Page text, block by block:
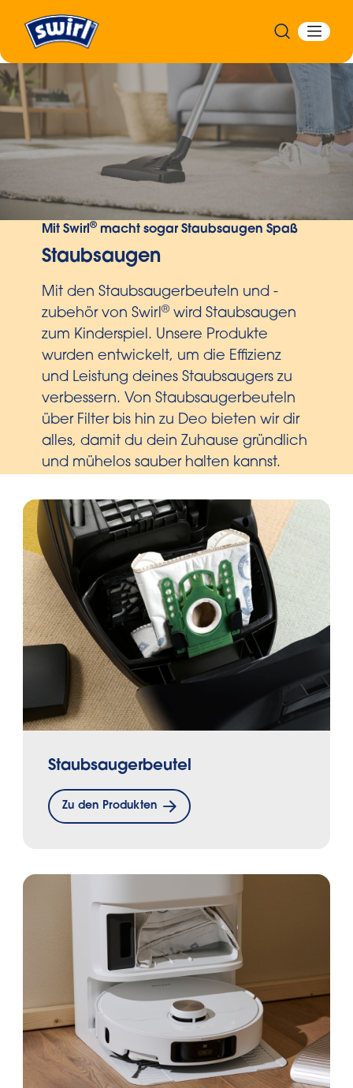
Mit Swirl® macht sogar Staubsaugen Spaß
Staubsaugen
Mit den Staubsaugerbeuteln und -
zubehör von Swirl®wird Staubsaugen
zum Kinderspiel. Unsere Produkte
wurden entwickelt, um die Effizienz
und Leistung deines Staubsaugers zu
verbessern. Von Staubsaugerbeuteln
über Filter bis hin zu Deo bieten wir dir
alles, damit du dein Zuhause gründlich
und mühelos sauber halten kannst.
Staubsaugerbeutel
Zu den Produkten